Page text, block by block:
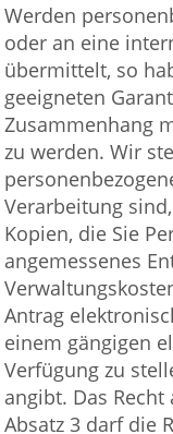
Werden
oder an eine
übermittelt, so
geeigneten
Zusammenhang
zu werden. Wir
Verarbeitung
Kopien, die Sie
angemessenes
Antrag
einem gängigen
Verfügung zu
angibt. Das
Absatz 3 darf die